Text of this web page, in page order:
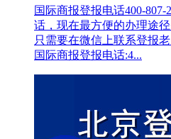
国际商报登报电话400-
话，现在最方便的办理途
只需要在微信上联系登报
国际商报登报电话:4...